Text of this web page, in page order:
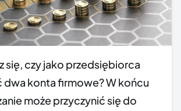
się, czy jako przedsiębiorca
dwa konta firmowe? W końcu
może przyczynić się do